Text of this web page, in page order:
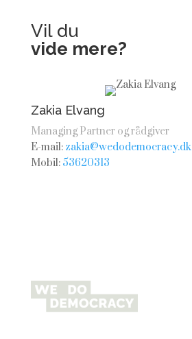
Vil du
vide mere?
Zakia Elvang
Managing Partner og rådgiver
E-mail: zakia@wedodemocracy.dk
Mobil: 53620313